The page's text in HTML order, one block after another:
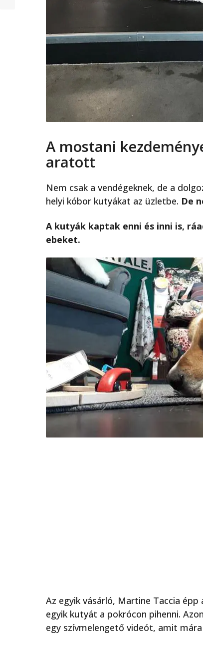
A mostani
aratott
Nem csak a vendégeknek, de a
helyi kóbor kutyákat az üzletbe. De
A kutyák kaptak enni és inni is,
ebeket.
Az egyik vásárló, Martine Taccia
egyik kutyát a pokrócon pihenni.
egy szívmelengető videót, amit